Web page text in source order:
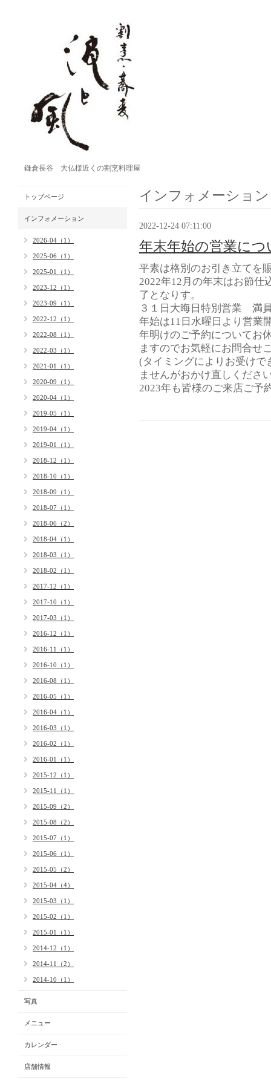
鎌倉長谷 大仏様近くの割烹料理屋
インフォメーション
2022-12-24 07:11:00
年末年始の営業につ
平素は格別のお引き立てを
2022年12月の年末はお節仕
了となりす。
３１日大晦日特別営業 満
年始は11日水曜日より営業
年明けのご予約についてお
ますのでお気軽にお問合せ
(タイミングによりお受けで
ませんがおかけ直しくださ
2023年も皆様のご来店ご予
トップページ
インフォメーション
2026-04（1）
2025-06（1）
2025-01（1）
2023-12（1）
2023-09（1）
2022-12（1）
2022-08（1）
2022-03（1）
2021-01（1）
2020-09（1）
2020-04（1）
2019-05（1）
2019-04（1）
2019-01（1）
2018-12（1）
2018-10（1）
2018-09（1）
2018-07（1）
2018-06（2）
2018-04（1）
2018-03（1）
2018-02（1）
2017-12（1）
2017-10（1）
2017-03（1）
2016-12（1）
2016-11（1）
2016-10（1）
2016-08（1）
2016-05（1）
2016-04（1）
2016-03（1）
2016-02（1）
2016-01（1）
2015-12（1）
2015-11（1）
2015-09（2）
2015-08（2）
2015-07（1）
2015-06（1）
2015-05（2）
2015-04（4）
2015-03（1）
2015-02（1）
2015-01（1）
2014-12（1）
2014-11（2）
2014-10（1）
写真
メニュー
カレンダー
店舗情報